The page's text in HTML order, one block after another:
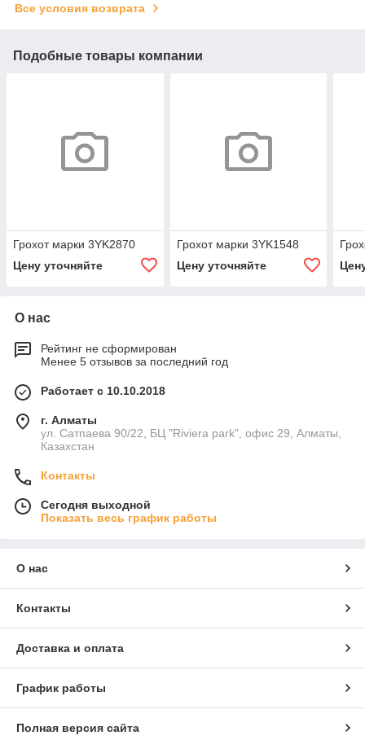
Все условия возврата
Подобные товары компании
Грохот марки 3YK2870
Цену уточняйте
Грохот марки 3YK1548
Цену уточняйте
О нас
Рейтинг не сформирован
Менее 5 отзывов за последний год
Работает с 10.10.2018
г. Алматы
ул. Сатпаева 90/22, БЦ "Riviera park", офис 29, Алматы,
Казахстан
Контакты
Сегодня выходной
Показать весь график работы
О нас
Контакты
Доставка и оплата
График работы
Полная версия сайта